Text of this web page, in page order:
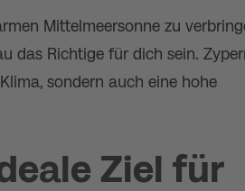
Mittelmeersonne zu
das Richtige für dich sein.
sondern auch eine hohe
Ziel für